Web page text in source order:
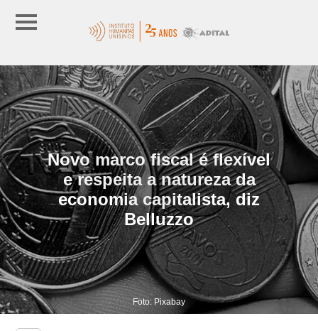
Novo marco fiscal é flexível
e respeita a natureza da
economia capitalista, diz
Belluzzo
Foto: Pixabay